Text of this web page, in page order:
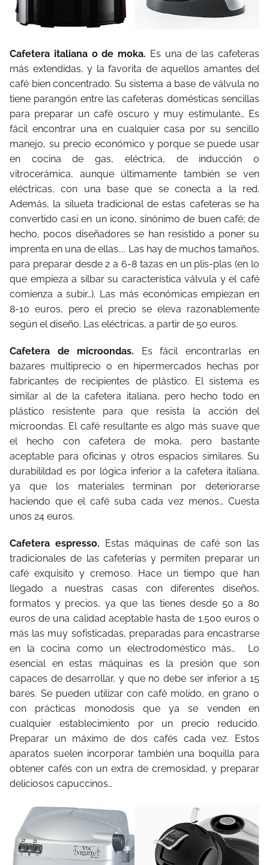
Cafetera italiana o de moka. Es una de las cafeteras
más extendidas, y la favorita de aquellos amantes del
café bien concentrado. Su sistema a base de válvula no
tiene parangón entre las cafeteras domésticas sencillas
para preparar un café oscuro y muy estimulante… Es
fácil encontrar una en cualquier casa por su sencillo
manejo, su precio económico y porque se puede usar
en cocina de gas, eléctrica, de inducción o
vitrocerámica, aunque últimamente también se ven
eléctricas, con una base que se conecta a la red.
Además, la silueta tradicional de estas cafeteras se ha
convertido casi en un icono, sinónimo de buen café; de
hecho, pocos diseñadores se han resistido a poner su
imprenta en una de ellas.... Las hay de muchos tamaños,
para preparar desde 2 a 6-8 tazas en un plis-plas (en lo
que empieza a silbar su característica válvula y el café
comienza a subir…). Las más económicas empiezan en
8-10 euros, pero el precio se eleva razonablemente
según el diseño. Las eléctricas, a partir de 50 euros.
Cafetera de microondas. Es fácil encontrarlas en
bazares multiprecio o en hipermercados hechas por
fabricantes de recipientes de plástico. El sistema es
similar al de la cafetera italiana, pero hecho todo en
plástico resistente para que resista la acción del
microondas. El café resultante es algo más suave que
el hecho con cafetera de moka, pero bastante
aceptable para oficinas y otros espacios similares. Su
durabilildad es por lógica inferior a la cafetera italiana,
ya que los materiales terminan por deteriorarse
haciendo que el café suba cada vez menos… Cuesta
unos 24 euros.
Cafetera espresso. Estas máquinas de café son las
tradicionales de las cafeterías y permiten preparar un
café exquisito y cremoso. Hace un tiempo que han
llegado a nuestras casas con diferentes diseños,
formatos y precios, ya que las tienes desde 50 a 80
euros de una calidad aceptable hasta de 1.500 euros o
más las muy sofisticadas, preparadas para encastrarse
en la cocina como un electrodoméstico más… Lo
esencial en estas máquinas es la presión que son
capaces de desarrollar, y que no debe ser inferior a 15
bares. Se pueden utilizar con café molido, en grano o
con prácticas monodosis que ya se venden en
cualquier establecimiento por un precio reducido.
Preparar un máximo de dos cafés cada vez. Estos
aparatos suelen incorporar también una boquilla para
obtener cafés con un extra de cremosidad, y preparar
deliciosos capuccinos…